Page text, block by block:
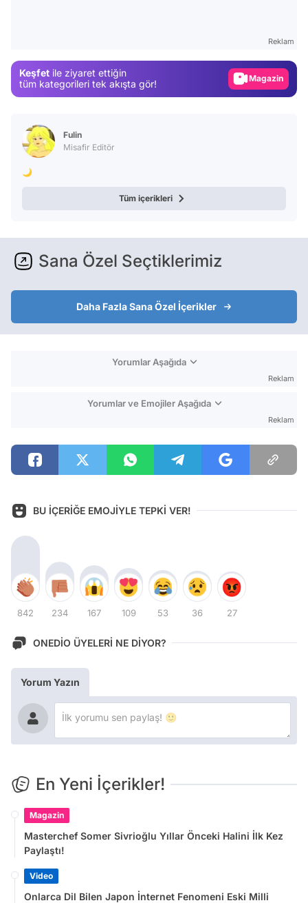
Reklam
Keşfet ile ziyaret ettiğin
tüm kategorileri tek akışta gör!
Video
Fulin
Misafir Editör
🌙
Tüm içerikleri
Sana Özel Seçtiklerimiz
Daha Fazla Sana Özel İçerikler
Yorumlar Aşağıda
Reklam
Yorumlar ve Emojiler Aşağıda
Reklam
BU İÇERİĞE EMOJİYLE TEPKİ VER!
842 234 167 109 53 36 27
ONEDİO ÜYELERİ NE DİYOR?
Yorum Yazın
En Yeni İçerikler!
Magazin
Masterchef Somer Sivrioğlu Yıllar Önceki Halini İlk Kez
Paylaştı!
Video
Onlarca Dil Bilen Japon İnternet Fenomeni Eski Milli